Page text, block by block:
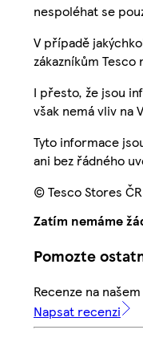
nespoléhat se
V případě
zákazníkům
I přesto, že jsou
však nemá vliv na
Tyto informace
ani bez řádného
© Tesco Stores
Zatím nemáme
Pomozte
Recenze na
Napsat recenzi